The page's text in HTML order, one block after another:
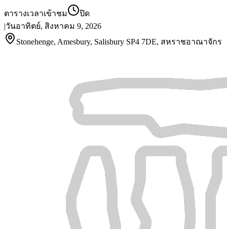
ตารางเวลาเข้าชม
ปิด
|วันอาทิตย์, สิงหาคม 9, 2026
Stonehenge, Amesbury, Salisbury SP4 7DE, สหราชอาณาจักร